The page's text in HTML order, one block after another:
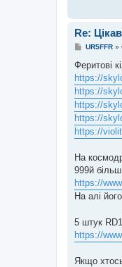
я
Re:
П
в
д
о
м
л
е
н
н
я
UR5FFR»
Феритові
https://
https://
https://
https://
https://
На
999й
https://
На алі
5 штук
https://
Якщо